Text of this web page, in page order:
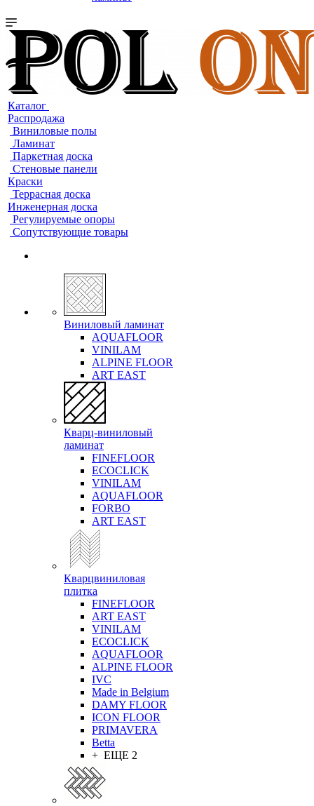
Каталог
Распродажа
Виниловые полы
Ламинат
Паркетная доска
Стеновые панели
Краски
Террасная доска
Инженерная доска
Регулируемые опоры
Сопутствующие товары
Виниловый ламинат
AQUAFLOOR
VINILAM
ALPINE FLOOR
ART EAST
Кварц-виниловый
ламинат
FINEFLOOR
ECOCLICK
VINILAM
AQUAFLOOR
FORBO
ART EAST
Кварцвиниловая
плитка
FINEFLOOR
ART EAST
VINILAM
ECOCLICK
AQUAFLOOR
ALPINE FLOOR
IVC
Made in Belgium
DAMY FLOOR
ICON FLOOR
PRIMAVERA
Betta
+ ЕЩЕ 2